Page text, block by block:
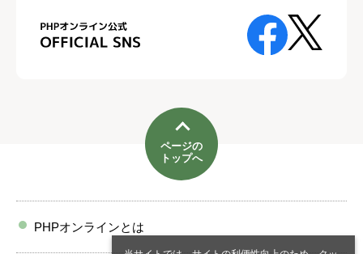
ページの
トップへ
PHPオンラインとは